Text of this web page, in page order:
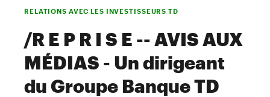
RELATIONS AVEC LES INVESTISSEURS TD
/R E P R I S E -- AVIS AUX
MÉDIAS - Un dirigeant
du Groupe Banque TD